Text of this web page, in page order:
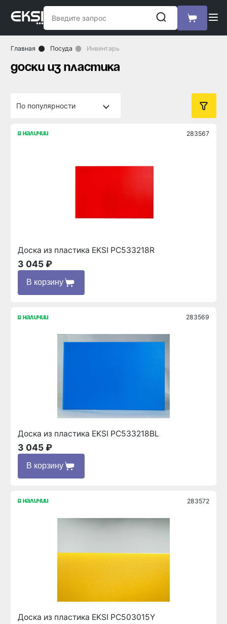
Главная Посуда Инвентарь
доски из пластика
в наличии 283567
Доска из пластика EKSI PC533218R
3 045 ₽
В корзину
в наличии 283569
Доска из пластика EKSI PC533218BL
3 045 ₽
В корзину
в наличии 283572
Доска из пластика EKSI PC503015Y